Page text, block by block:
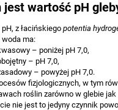
jest wartość pH
z łacińskiego potentia
woda ma:
– poniżej pH 7,0,
– pH 7,0,
– powyżej pH 7,0.
fizjologicznych, w tym
roślin zarówno w glebie
nie jest to jedyny czynnik